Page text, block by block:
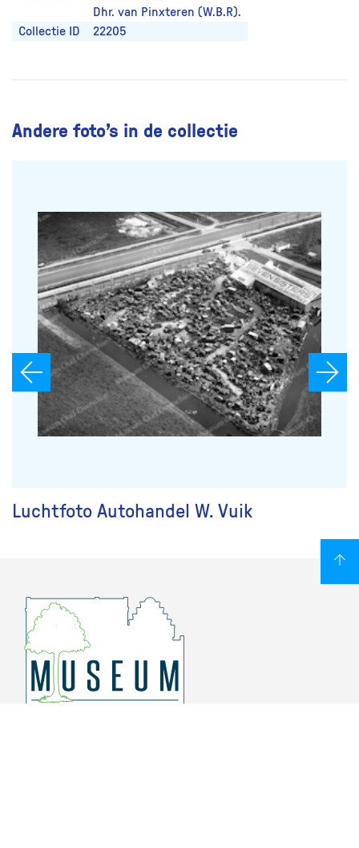
Dhr. van Pinxteren (W.B.R).
Collectie ID
22205
Andere foto’s in de collectie
Luchtfoto Autohandel W. Vuik